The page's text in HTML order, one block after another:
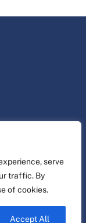
serve
traffic. By
of cookies.
Accept All
English
Croatian
Dutch
Swedish